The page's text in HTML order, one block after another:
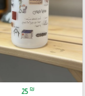
25 ₪